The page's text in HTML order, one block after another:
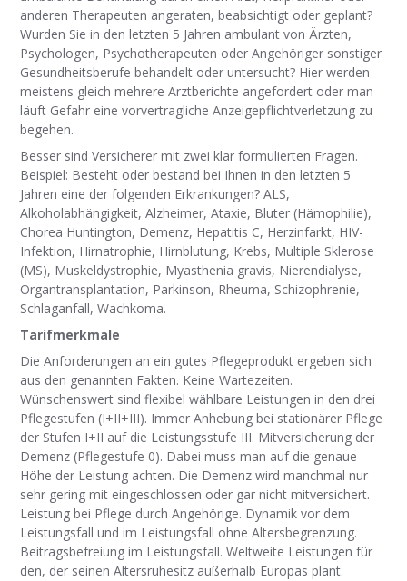
anderen Therapeuten angeraten, beabsichtigt oder geplant?
Wurden Sie in den letzten 5 Jahren ambulant von Ärzten,
Psychologen, Psychotherapeuten oder Angehöriger sonstiger
Gesundheitsberufe behandelt oder untersucht? Hier werden
meistens gleich mehrere Arztberichte angefordert oder man
läuft Gefahr eine vorvertragliche Anzeigepflichtverletzung zu
begehen.
Besser sind Versicherer mit zwei klar formulierten Fragen.
Beispiel: Besteht oder bestand bei Ihnen in den letzten 5
Jahren eine der folgenden Erkrankungen? ALS,
Alkoholabhängigkeit, Alzheimer, Ataxie, Bluter (Hämophilie),
Chorea Huntington, Demenz, Hepatitis C, Herzinfarkt, HIV-
Infektion, Hirnatrophie, Hirnblutung, Krebs, Multiple Sklerose
(MS), Muskeldystrophie, Myasthenia gravis, Nierendialyse,
Organtransplantation, Parkinson, Rheuma, Schizophrenie,
Schlaganfall, Wachkoma.
Tarifmerkmale
Die Anforderungen an ein gutes Pflegeprodukt ergeben sich
aus den genannten Fakten. Keine Wartezeiten.
Wünschenswert sind flexibel wählbare Leistungen in den drei
Pflegestufen (I+II+III). Immer Anhebung bei stationärer Pflege
der Stufen I+II auf die Leistungsstufe III. Mitversicherung der
Demenz (Pflegestufe 0). Dabei muss man auf die genaue
Höhe der Leistung achten. Die Demenz wird manchmal nur
sehr gering mit eingeschlossen oder gar nicht mitversichert.
Leistung bei Pflege durch Angehörige. Dynamik vor dem
Leistungsfall und im Leistungsfall ohne Altersbegrenzung.
Beitragsbefreiung im Leistungsfall. Weltweite Leistungen für
den, der seinen Altersruhesitz außerhalb Europas plant.